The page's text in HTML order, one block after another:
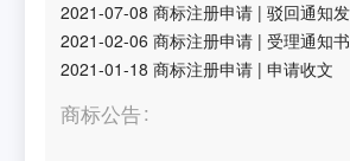
2021-07-08 商标注册申请 |驳回通知
2021-02-06 商标注册申请 |受理通知
2021-01-18 商标注册申请 |申请收文
商标公告